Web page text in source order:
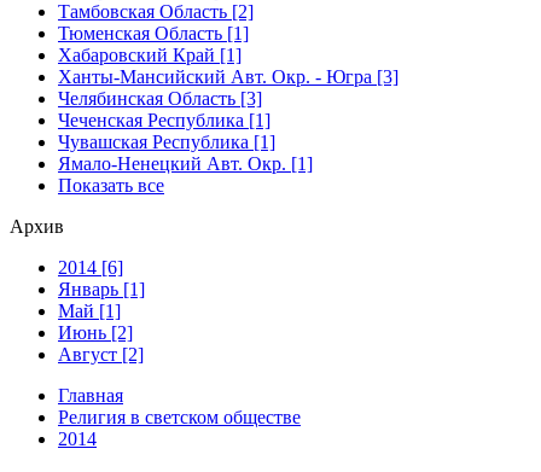
Тамбовская Область [2]
Тюменская Область [1]
Хабаровский Край [1]
Ханты-Мансийский Авт. Окр. - Югра [3]
Челябинская Область [3]
Чеченская Республика [1]
Чувашская Республика [1]
Ямало-Ненецкий Авт. Окр. [1]
Показать все
Архив
2014 [6]
Январь [1]
Май [1]
Июнь [2]
Август [2]
Главная
Религия в светском обществе
2014